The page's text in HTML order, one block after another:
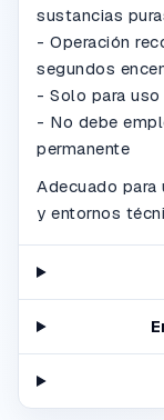
sustancias
- Operación
segundos
- Solo para
- No debe
permanente
Adecuado para
y entornos